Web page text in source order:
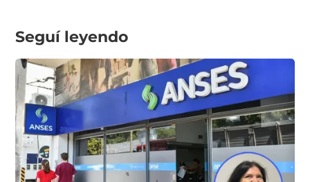
Seguí leyendo